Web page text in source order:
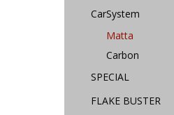
CarSystem
Matta
Carbon
SPECIAL
FLAKE BUSTER